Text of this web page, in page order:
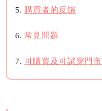
購買者的反饋
常見問題
可購買及可試穿門